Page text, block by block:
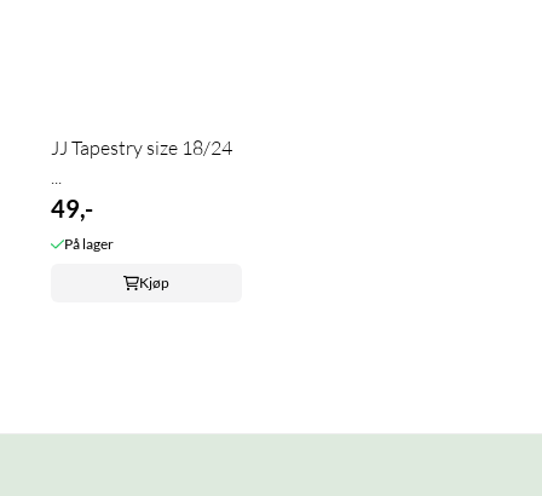
JJ Tapestry size 18/24
...
49,-
På lager
Kjøp